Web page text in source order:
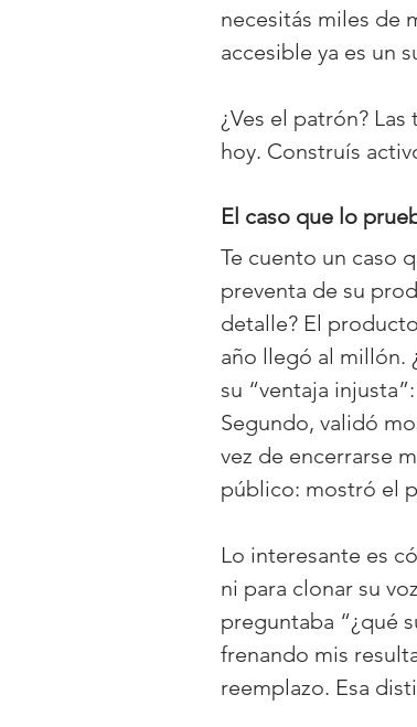
necesitás miles de
accesible ya es un
¿Ves el patrón?
hoy. Construís
El caso que lo
Te cuento un caso
preventa de su
detalle? El
año llegó al millón.
su “ventaja
Segundo, validó
vez de encerrarse
público: mostró el
Lo interesante es
ni para clonar su
preguntaba “¿qué
frenando mis
reemplazo. Esa